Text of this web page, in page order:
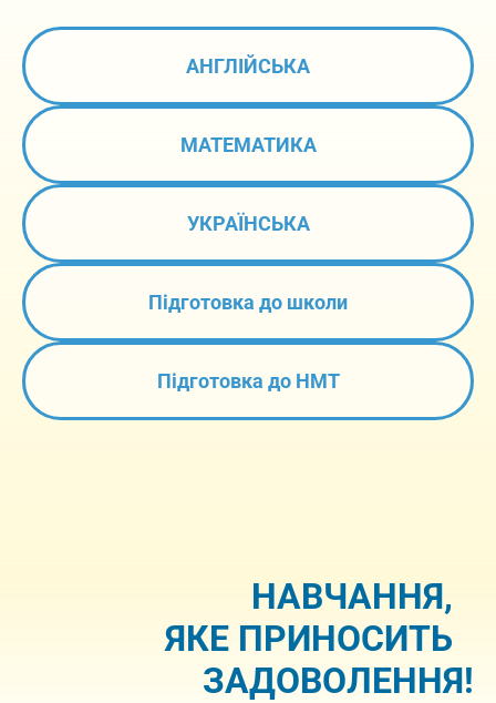
АНГЛІЙСЬКА
МАТЕМАТИКА
УКРАЇНСЬКА
Підготовка до школи
Підготовка до НМТ
НАВЧАННЯ,
ЯКЕ ПРИНОСИТЬ
ЗАДОВОЛЕННЯ!